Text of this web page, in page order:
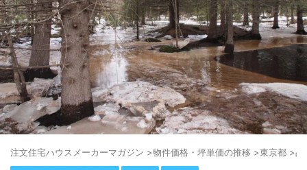
注⽂住宅ハウスメーカーマガジン >物件価格・坪単価の推移 >東京都 >品